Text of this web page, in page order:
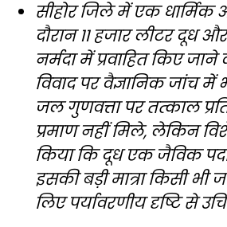
सीहोर जिले में एक
दौरान 11 हजार लीटर दूध और
नर्मदा में प्रवाहित किए
विवाद पर वैज्ञानिक जांच में
जल गुणवत्ता पर तत्काल
प्रमाण नहीं मिले, लेकिन
किया कि दूध एक जैविक
इसकी बड़ी मात्रा किसी भी
लिए पर्यावरणीय दृष्टि से